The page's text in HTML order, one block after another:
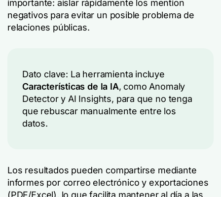
importante: aislar rápidamente los mention
negativos para evitar un posible problema de
relaciones públicas.
Dato clave: La herramienta incluye
Características de la IA, como Anomaly
Detector y AI Insights, para que no tenga
que rebuscar manualmente entre los
datos.
Los resultados pueden compartirse mediante
informes por correo electrónico y exportaciones
(PDF/Excel), lo que facilita mantener al día a las